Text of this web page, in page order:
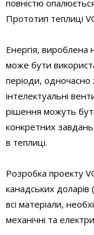
повністю
Прототип теплиці
Енергія,
може бути
періоди, одночасно
інтелектуальні
рішення можуть
конкретних
в теплиці.
Розробка проекту
канадських
всі матеріали,
механічні та